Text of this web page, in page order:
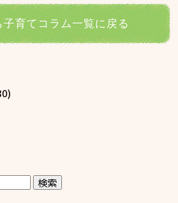
子育てコラム一覧に戻る